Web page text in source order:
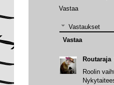
Vastaa
Vastaukset
Routaraja
Roolin
Vastaa